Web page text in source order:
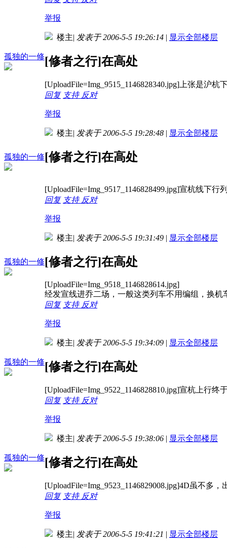
举报
孤独的一修
楼主| 发表于 2006-5-5 19:26:14 | 显示全部楼层
[修者之行]在高处
[UploadFile=Img_9515_1146828340.jpg]上张是沪
回复 支持 反对
举报
孤独的一修
楼主| 发表于 2006-5-5 19:28:48 | 显示全部楼层
[修者之行]在高处
[UploadFile=Img_9517_1146828499.jpg]宣杭线下行
回复 支持 反对
举报
孤独的一修
楼主| 发表于 2006-5-5 19:31:49 | 显示全部楼层
[修者之行]在高处
[UploadFile=Img_9518_1146828614.jpg]
经发宣线进乔二场，一般这类列车不用编组，换机
回复 支持 反对
举报
孤独的一修
楼主| 发表于 2006-5-5 19:34:09 | 显示全部楼层
[修者之行]在高处
[UploadFile=Img_9522_1146828810.jpg]宣杭上行终
回复 支持 反对
举报
孤独的一修
楼主| 发表于 2006-5-5 19:38:06 | 显示全部楼层
[修者之行]在高处
[UploadFile=Img_9523_1146829008.jpg]4D虽不多
回复 支持 反对
举报
楼主| 发表于 2006-5-5 19:41:21 | 显示全部楼层